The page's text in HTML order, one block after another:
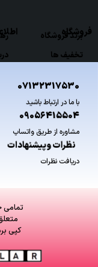
فروشگاه
برند فروشگاه
تخفیف ها
07132317530
با ما در ارتباط باشید
09056415504
مشاوره از طریق واتساپ
نظرات وپیشنهادات
دریافت نظرات
کپی